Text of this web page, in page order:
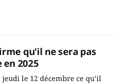
qu'il ne sera pas
2025
le 12 décembre ce qu’il